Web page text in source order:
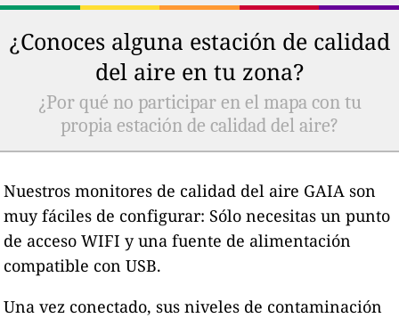
¿Conoces alguna estación de calidad
del aire en tu zona?
¿Por qué no participar en el mapa con tu
propia estación de calidad del aire?
Nuestros monitores de calidad del aire GAIA son
muy fáciles de configurar: Sólo necesitas un punto
de acceso WIFI y una fuente de alimentación
compatible con USB.
Una vez conectado, sus niveles de contaminación